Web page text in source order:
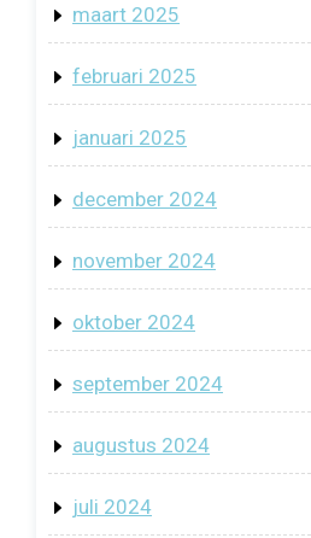
maart 2025
februari 2025
januari 2025
december 2024
november 2024
oktober 2024
september 2024
augustus 2024
juli 2024